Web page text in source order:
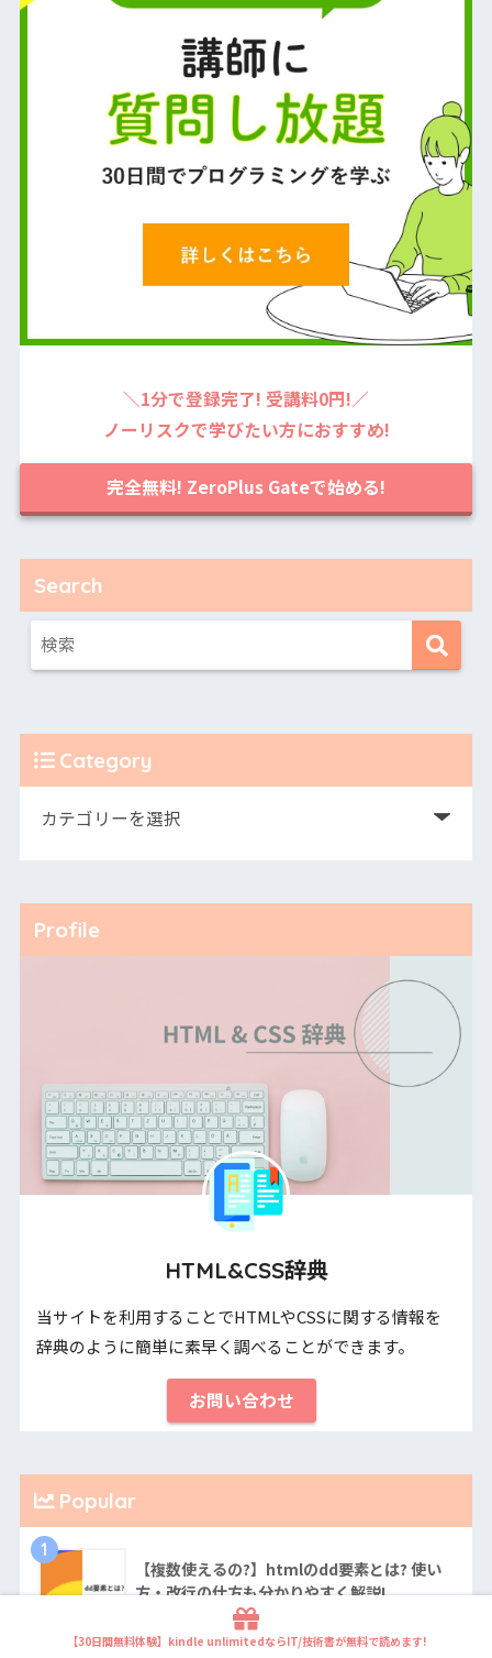
＼1分で登録完了! 受講料0円!／
ノーリスクで学びたい方におすすめ!
完全無料! ZeroPlus Gateで始める!
Search
Category
Profile
HTML&CSS辞典
当サイトを利用することでHTMLやCSSに関する情報を
辞典のように簡単に素早く調べることができます。
お問い合わせ
Popular
1
【複数使えるの?】htmlのdd要素とは? 使い
方・改行の仕方も分かりやすく解説!
【30日間無料体験】kindle unlimitedならIT/技術書が無料で読めます!